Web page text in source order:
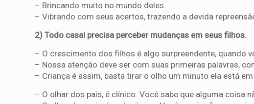
– Brincando muito no mundo deles.
– Vibrando com seus acertos, trazendo a devida
2) Todo casal precisa perceber mudanças em seus filhos.
– O crescimento dos filhos é algo surpreendente, quando
– Nossa atenção deve ser com suas primeiras palavras,
– Criança é assim, basta tirar o olho um minuto ela está
– O olhar dos pais, é clínico. Você sabe que alguma coisa